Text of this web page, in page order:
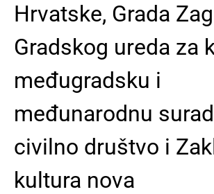
Hrvatske, Grada
Gradskog ureda za
međugradsku i
međunarodnu
civilno društvo i
kultura nova